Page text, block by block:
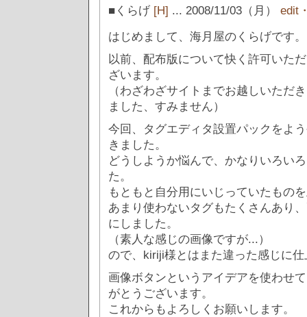
■くらげ [H] ... 2008/11/03（月） edit
はじめまして、海月屋のくらげです。
以前、配布版について快く許可いた
ざいます。
（わざわざサイトまでお越しいただ
ました、すみません）
今回、タグエディタ設置パックをよ
きました。
どうしようか悩んで、かなりいろい
た。
もともと自分用にいじっていたもの
あまり使わないタグもたくさんあり
にしました。
（素人な感じの画像ですが...）
ので、kiriji様とはまた違った感じに
画像ボタンというアイデアを使わせ
がとうございます。
これからもよろしくお願いします。